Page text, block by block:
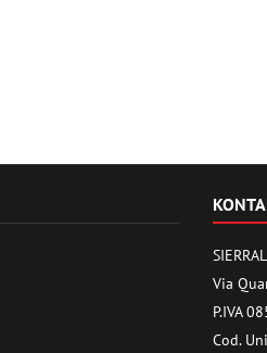
Via
P.IVA
Cod.